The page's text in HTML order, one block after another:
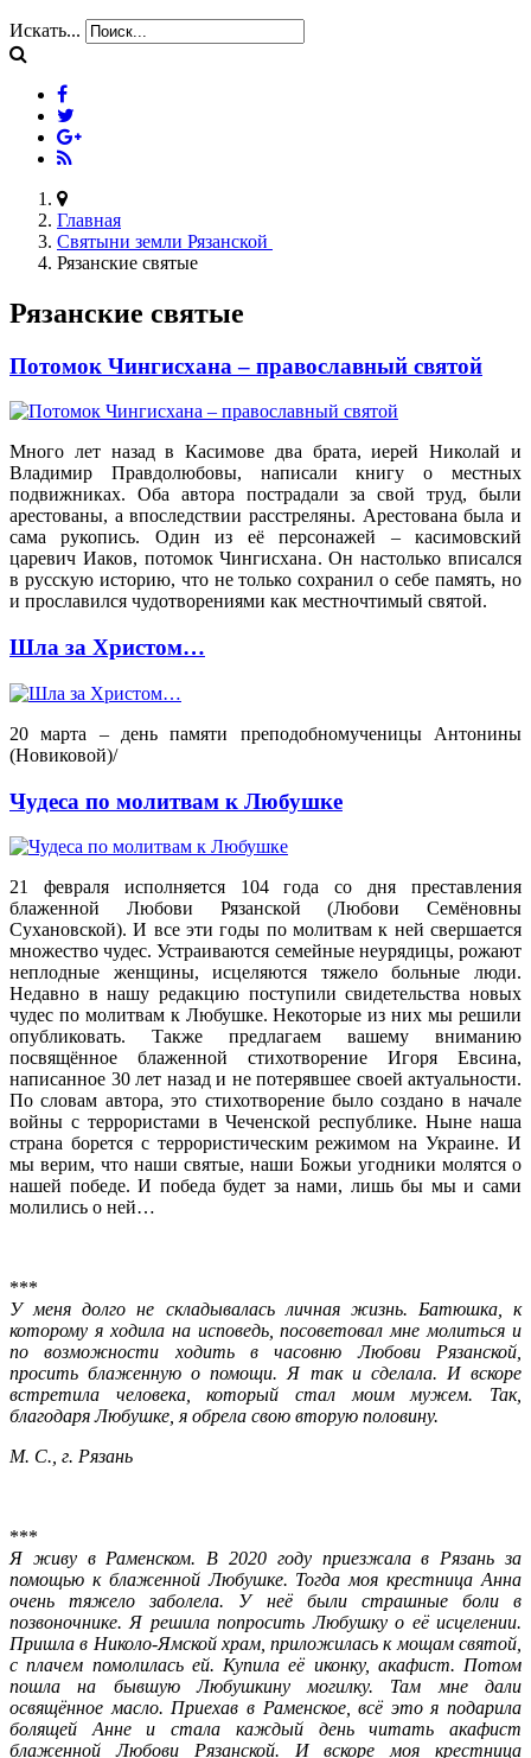
Искать...
Главная
Святыни земли Рязанской
Рязанские святые
Рязанские святые
Потомок Чингисхана – православный святой
Много лет назад в Касимове два брата, иерей Николай и
Владимир Правдолюбовы, написали книгу о местных
подвижниках. Оба автора пострадали за свой труд, были
арестованы, а впоследствии расстреляны. Арестована была и
сама рукопись. Один из её персонажей – касимовский
царевич Иаков, потомок Чингисхана. Он настолько вписался
в русскую историю, что не только сохранил о себе память, но
и прославился чудотворениями как местночтимый святой.
Шла за Христом…
20 марта – день памяти преподобномученицы Антонины
(Новиковой)/
Чудеса по молитвам к Любушке
21 февраля исполняется 104 года со дня преставления
блаженной Любови Рязанской (Любови Семёновны
Сухановской). И все эти годы по молитвам к ней свершается
множество чудес. Устраиваются семейные неурядицы, рожают
неплодные женщины, исцеляются тяжело больные люди.
Недавно в нашу редакцию поступили свидетельства новых
чудес по молитвам к Любушке. Некоторые из них мы решили
опубликовать. Также предлагаем вашему вниманию
посвящённое блаженной стихотворение Игоря Евсина,
написанное 30 лет назад и не потерявшее своей актуальности.
По словам автора, это стихотворение было создано в начале
войны с террористами в Чеченской республике. Ныне наша
страна борется с террористическим режимом на Украине. И
мы верим, что наши святые, наши Божьи угодники молятся о
нашей победе. И победа будет за нами, лишь бы мы и сами
молились о ней…
***
У меня долго не складывалась личная жизнь. Батюшка, к
которому я ходила на исповедь, посоветовал мне молиться и
по возможности ходить в часовню Любови Рязанской,
просить блаженную о помощи. Я так и сделала. И вскоре
встретила человека, который стал моим мужем. Так,
благодаря Любушке, я обрела свою вторую половину.
М. С., г. Рязань
***
Я живу в Раменском. В 2020 году приезжала в Рязань за
помощью к блаженной Любушке. Тогда моя крестница Анна
очень тяжело заболела. У неё были страшные боли в
позвоночнике. Я решила попросить Любушку о её исцелении.
Пришла в Николо-Ямской храм, приложилась к мощам святой,
с плачем помолилась ей. Купила её иконку, акафист. Потом
пошла на бывшую Любушкину могилку. Там мне дали
освящённое масло. Приехав в Раменское, всё это я подарила
болящей Анне и стала каждый день читать акафист
блаженной Любови Рязанской. И вскоре моя крестница